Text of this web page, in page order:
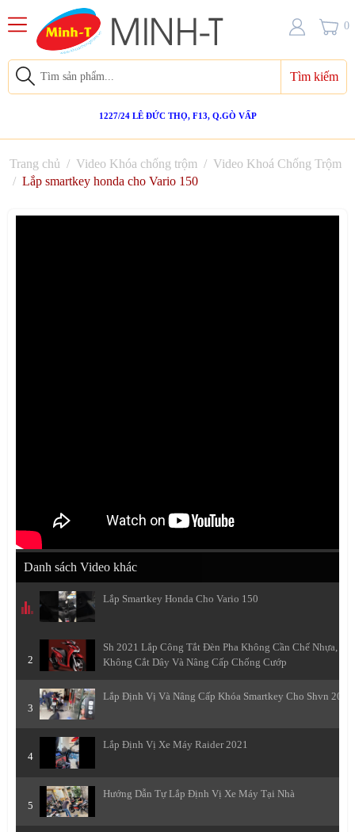
Tìm kiếm
1227/24 LÊ ĐỨC THỌ, F13, Q.GÒ VẤP
0
Trang chủ / Video Khóa chống trộm / Video Khoá Chống Trộm
/ Lắp smartkey honda cho Vario 150
Danh sách Video khác
Lắp Smartkey Honda Cho Vario 150
2
Sh 2021 Lắp Công Tắt Đèn Pha Không Cần Chế Nhựa,
Không Cắt Dây Và Nâng Cấp Chống Cướp
3
Lắp Định Vị Và Nâng Cấp Khóa Smartkey Cho Shvn 2021
4
Lắp Định Vị Xe Máy Raider 2021
5
Hướng Dẫn Tự Lắp Định Vị Xe Máy Tại Nhà